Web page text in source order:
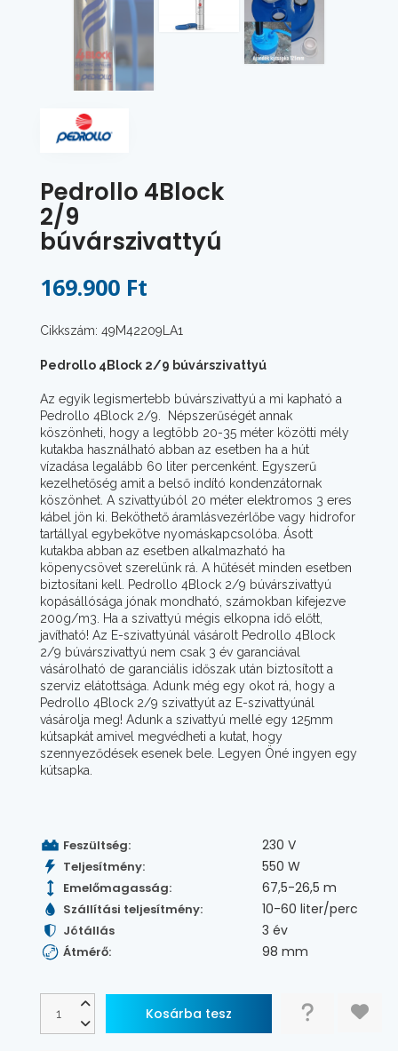
Pedrollo 4Block
2/9
búvárszivattyú
169.900 Ft
Cikkszám: 49M42209LA1
Pedrollo 4Block 2/9 búvárszivattyú
Az egyik legismertebb búvárszivattyú a mi kapható a
Pedrollo 4Block 2/9. Népszerűségét annak
köszönheti, hogy a legtöbb 20-35 méter közötti mély
kutakba használható abban az esetben ha a hút
vízadása legalább 60 liter percenként. Egyszerű
kezelhetőség amit a belső indító kondenzátornak
köszönhet. A szivattyúból 20 méter elektromos 3 eres
kábel jön ki. Beköthető áramlásvezérlőbe vagy hidrofor
tartállyal egybekötve nyomáskapcsolóba. Ásott
kutakba abban az esetben alkalmazható ha
köpenycsövet szerelünk rá. A hűtését minden esetben
biztosítani kell. Pedrollo 4Block 2/9 búvárszivattyú
kopásállósága jónak mondható, számokban kifejezve
200g/m3. Ha a szivattyú mégis elkopna idő előtt,
javítható! Az E-szivattyúnál vásárolt Pedrollo 4Block
2/9 búvárszivattyú nem csak 3 év garanciával
vásárolható de garanciális időszak után biztosított a
szerviz elátottsága. Adunk még egy okot rá, hogy a
Pedrollo 4Block 2/9 szivattyút az E-szivattyúnál
vásárolja meg! Adunk a szivattyú mellé egy 125mm
kútsapkát amivel megvédheti a kutat, hogy
szennyeződések esenek bele. Legyen Öné ingyen egy
kútsapka.
Feszültség: 230 V
Teljesítmény: 550 W
Emelőmagasság: 67,5-26,5 m
Szállítási teljesítmény: 10-60 liter/perc
Jótállás 3 év
Átmérő: 98 mm